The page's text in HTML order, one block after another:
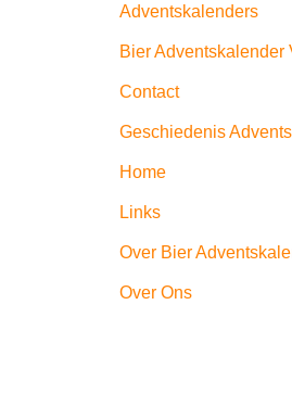
Adventskalenders
Bier Adventskalender
Contact
Geschiedenis
Home
Links
Over Bier
Over Ons